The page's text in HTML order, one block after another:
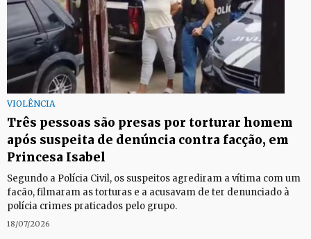
VIOLÊNCIA
Três pessoas são presas por torturar homem
após suspeita de denúncia contra facção, em
Princesa Isabel
Segundo a Polícia Civil, os suspeitos agrediram a vítima com um
facão, filmaram as torturas e a acusavam de ter denunciado à
polícia crimes praticados pelo grupo.
18/07/2026